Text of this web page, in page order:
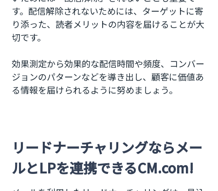
す。配信解除されないためには、ターゲットに寄
り添った、読者メリットの内容を届けることが大
切です。
効果測定から効果的な配信時間や頻度、コンバー
ジョンのパターンなどを導き出し、顧客に価値あ
る情報を届けられるように努めましょう。
リードナーチャリングならメー
ルとLPを連携できるCM.com!